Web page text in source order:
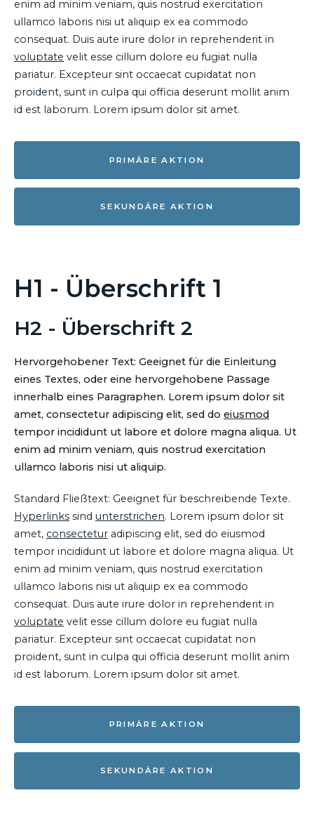
enim ad minim veniam, quis nostrud exercitation
ullamco laboris nisi ut aliquip ex ea commodo
consequat. Duis aute irure dolor in reprehenderit in
voluptate velit esse cillum dolore eu fugiat nulla
pariatur. Excepteur sint occaecat cupidatat non
proident, sunt in culpa qui officia deserunt mollit anim
id est laborum. Lorem ipsum dolor sit amet.
PRIMÄRE AKTION
SEKUNDÄRE AKTION
H1 - Überschrift 1
H2 - Überschrift 2
Hervorgehobener Text: Geeignet für die Einleitung
eines Textes, oder eine hervorgehobene Passage
innerhalb eines Paragraphen. Lorem ipsum dolor sit
amet, consectetur adipiscing elit, sed do eiusmod
tempor incididunt ut labore et dolore magna aliqua. Ut
enim ad minim veniam, quis nostrud exercitation
ullamco laboris nisi ut aliquip.
Standard Fließtext: Geeignet für beschreibende Texte.
Hyperlinks sind unterstrichen. Lorem ipsum dolor sit
amet, consectetur adipiscing elit, sed do eiusmod
tempor incididunt ut labore et dolore magna aliqua. Ut
enim ad minim veniam, quis nostrud exercitation
ullamco laboris nisi ut aliquip ex ea commodo
consequat. Duis aute irure dolor in reprehenderit in
voluptate velit esse cillum dolore eu fugiat nulla
pariatur. Excepteur sint occaecat cupidatat non
proident, sunt in culpa qui officia deserunt mollit anim
id est laborum. Lorem ipsum dolor sit amet.
PRIMÄRE AKTION
SEKUNDÄRE AKTION